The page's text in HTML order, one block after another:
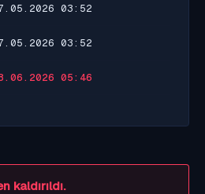
03:52
03:52
05:46
kaldırıldı.